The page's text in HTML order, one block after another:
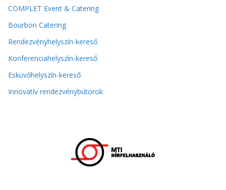
COMPLET Event & Catering
Bourbon Catering
Rendezvényhelyszín-kereső
Konferenciahelyszín-kereső
Esküvőhelyszín-kereső
Innovatív rendezvénybútorok